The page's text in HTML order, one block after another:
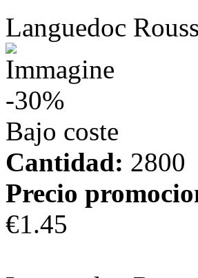
Languedoc
-30%
Bajo coste
Cantidad: 2800
Precio
€1.45